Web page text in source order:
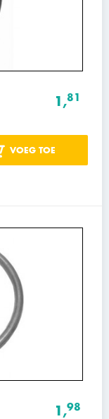
1,81
VOEG TOE
1,98